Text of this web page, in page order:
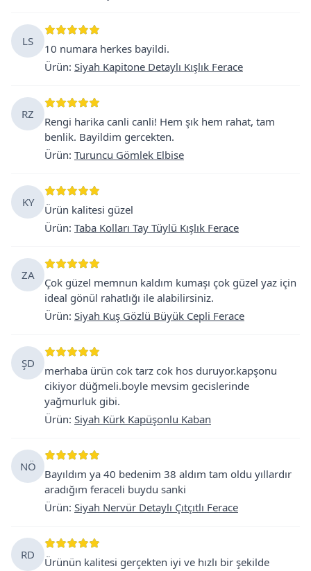
LS
10 numara herkes bayildi.
Ürün: Siyah Kapitone Detaylı Kışlık Ferace
RZ
Rengi harika canli canli! Hem şık hem rahat, tam
benlik. Bayildim gercekten.
Ürün: Turuncu Gömlek Elbise
KY
Ürün kalitesi güzel
Ürün: Taba Kolları Tay Tüylü Kışlık Ferace
ZA
Çok güzel memnun kaldım kumaşı çok güzel yaz için
ideal gönül rahatlığı ile alabilirsiniz.
Ürün: Siyah Kuş Gözlü Büyük Cepli Ferace
ŞD
merhaba ürün cok tarz cok hos duruyor.kapşonu
cikiyor düğmeli.boyle mevsim gecislerinde
yağmurluk gibi.
Ürün: Siyah Kürk Kapüşonlu Kaban
NÖ
Bayıldım ya 40 bedenim 38 aldım tam oldu yıllardır
aradığım feraceli buydu sanki
Ürün: Siyah Nervür Detaylı Çıtçıtlı Ferace
RD
Ürünün kalitesi gerçekten iyi ve hızlı bir şekilde